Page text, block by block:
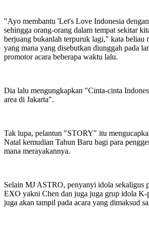
"Ayo membantu 'Let's Love Indonesia
sehingga orang-orang dalam tempat sekitar
berjuang bukanlah terpuruk lagi," kata beliau
yang mana yang disebutkan diunggah pada
promotor acara beberapa waktu lalu.
Dia lalu mengungkapkan "Cinta-cinta
area di Jakarta".
Tak lupa, pelantun "STORY" itu
Natal kemudian Tahun Baru bagi para
mana merayakannya.
Selain MJ ASTRO, penyanyi idola sekaligus
EXO yakni Chen dan juga juga grup idola K-
juga akan tampil pada acara yang dimaksud